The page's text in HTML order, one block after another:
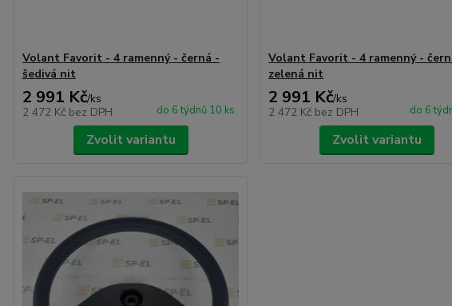
Volant Favorit - 4 ramenný - černá -
šedivá nit
2 991 Kč/ks
2 472 Kč bez DPH do 6 týdnů 10 ks
Zvolit variantu
Volant Favorit - 4 ramenný -
zelená nit
2 991 Kč/ks
2 472 Kč bez DPH do 6
Zvolit variantu